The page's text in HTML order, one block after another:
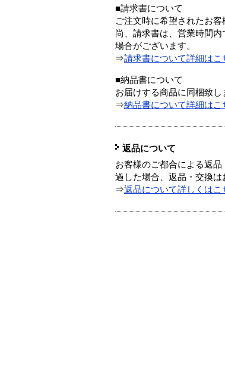
■請求書について
ご注文時に希望されたお
尚、請求書は、営業時間
場合がございます。
⇒請求書について詳細はこ
■納品書について
お届けする商品に同梱致し
⇒納品書について詳細はこ
返品について
お客様のご都合による返
過した場合、返品・交換は
⇒返品について詳しくはこ